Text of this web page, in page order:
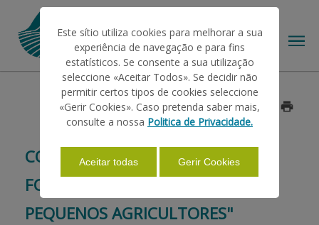
AJUDAS/APOIOS
INFORMAÇÕES
CONFERÊNCIA "REGIME
FORFETÁRIO DO IVA PARA
PEQUENOS AGRICULTORES"
Data: 2015/01/30
Este sítio utiliza cookies para melhorar a sua
experiência de navegação e para fins
estatísticos. Se consente a sua utilização
seleccione «Aceitar Todos». Se decidir não
permitir certos tipos de cookies seleccione
«Gerir Cookies». Caso pretenda saber mais,
consulte a nossa Politica de Privacidade.
Aceitar todas Gerir Cookies